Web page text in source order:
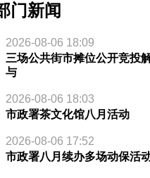
门新闻
2026-08-06 18:09
三场公共街市摊位公开竞投
与
2026-08-06 18:03
市政署茶文化馆八月活动
2026-08-06 17:52
市政署八月续办多场动保活